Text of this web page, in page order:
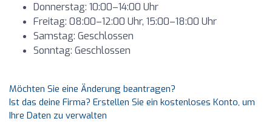
Donnerstag: 10:00–14:00 Uhr
Freitag: 08:00–12:00 Uhr, 15:00–18:00 Uhr
Samstag: Geschlossen
Sonntag: Geschlossen
Möchten Sie eine Änderung beantragen?
Ist das deine Firma? Erstellen Sie ein kostenloses Konto, um
Ihre Daten zu verwalten